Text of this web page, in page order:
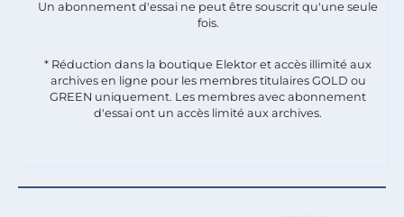
Un abonnement d'essai ne peut être souscrit qu'une seule
fois.​
* Réduction dans la boutique Elektor et accès illimité aux
archives en ligne pour les membres titulaires GOLD ou
GREEN uniquement. Les membres avec abonnement
d'essai ont un accès limité aux archives.